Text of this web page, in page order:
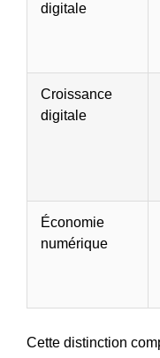
digitale
Croissance
digitale
Économie
numérique
Cette distinction